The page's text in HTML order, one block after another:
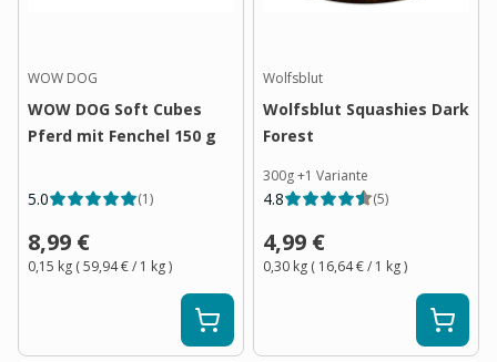
WOW DOG
WOW DOG Soft Cubes
Pferd mit Fenchel 150 g
5.0 (1)
8,99 €
0,15 kg (59,94 €/ 1 kg)
Wolfsblut
Wolfsblut Squashies Dark
Forest
300g+1 Variante
4.8 (5)
4,99 €
0,30 kg ( 16,64 €/ 1 kg)